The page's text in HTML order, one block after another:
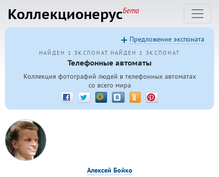
КоллекционерусБета
НАЙДЕН 1 ЭКСПОНАТ НАЙДЕН 1 ЭКСПОНАТ
Телефонные автоматы
Коллекция фотографий людей в телефонных автоматах
со всего мира
Предложение экспоната
Алексей Бойко